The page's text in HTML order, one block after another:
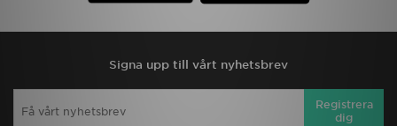
Signa upp till vårt nyhetsbrev
Registrera
dig